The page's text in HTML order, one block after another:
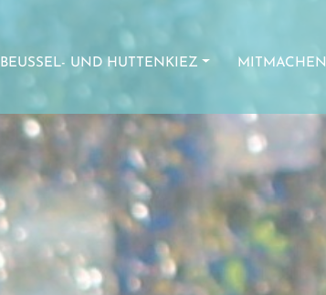
BEUSSEL- UND HUTTENKIEZ MITMACHEN